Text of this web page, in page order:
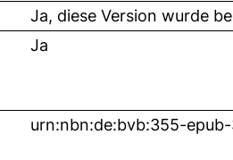
Ja, diese Version wurde
Ja
urn:nbn:de:bvb:355-